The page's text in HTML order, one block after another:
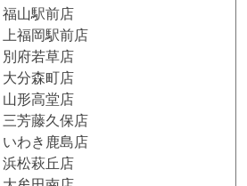
駅前店
岡駅前店
若草店
森町店
高堂店
藤久保店
き鹿島店
萩丘店